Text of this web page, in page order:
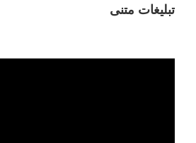
تبلیغات متنی